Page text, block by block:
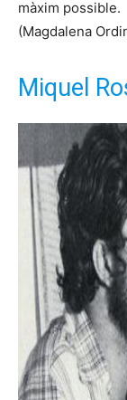
màxim possible.
(Magdalena
Miquel